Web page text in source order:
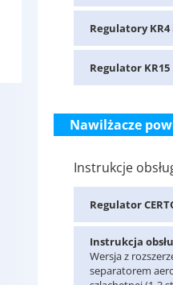
Re­gu­la­to­ry
Re­gu­la­tor KR15
Nawilżacze
Instrukcje
Re­gu­la­tor
In­struk­cja
Wer­sja z
se­pa­ra­to­rem